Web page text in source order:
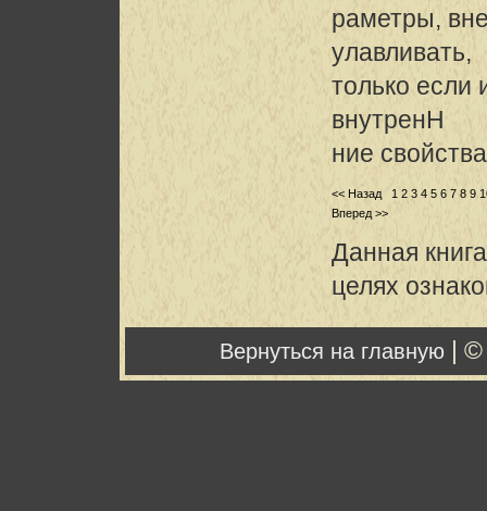
раметры,
улавливать,
только если
внутренH
ние
<< Назад 1 2 3 4 5 6 7 8 9
Вперед >>
Данная
целях
Вернуться на главную |